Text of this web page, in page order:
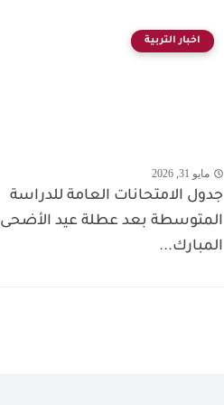
اخبار التربية
مايو 31, 2026
جدول الامتحانات العامة للدراسة
المتوسطة بعد عطلة عيد الأضحى
المبارك...